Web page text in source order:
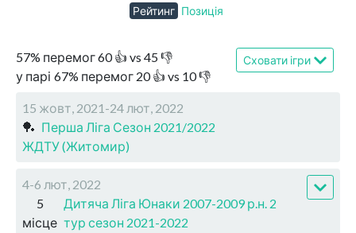
57% перемог60👍 vs 45👎
у парі 67% перемог 20👍 vs 10👎
Сховати ігри
15 жовт, 2021-24 лют, 2022
🏓 Перша Ліга Сезон 2021/2022
ЖДТУ (Житомир)
4-6 лют, 2022
5
місце
Дитяча Ліга Юнаки 2007-2009 р.н. 2
тур сезон 2021-2022
Рейтинг Позиція